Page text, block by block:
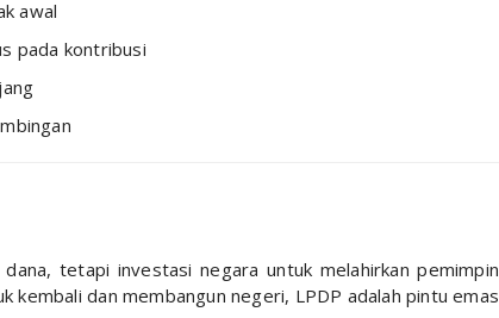
awal
pada kontribusi
tetapi investasi negara untuk melahirkan pemimpin
kembali dan membangun negeri, LPDP adalah pintu emas